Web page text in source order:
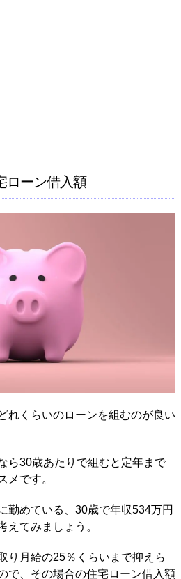
ローン借入額
れくらいのローンを組むのが良い
ら30歳あたりで組むと定年まで
メです。
勤めている、30歳で年収534万円
えてみましょう。
り月給の25％くらいまで抑えら
で、その場合の住宅ローン借入額